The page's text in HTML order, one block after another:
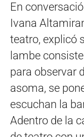
En
Ivana
teatro, explicó
lambe
para observar
asoma, se
escuchan la
Adentro de la